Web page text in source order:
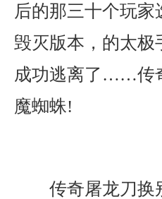
后的那三十个玩
毁灭版本，的太
成功逃离了……传
魔蜘蛛!
传奇屠龙刀换